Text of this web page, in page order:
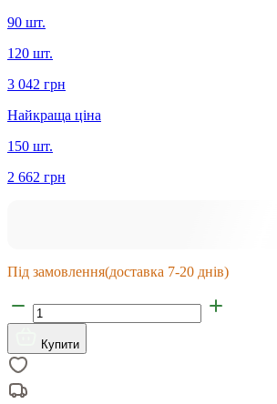
90 шт.
120 шт.
3 042 грн
Найкраща ціна
150 шт.
2 662 грн
Під замовлення(доставка 7-20 днів)
Купити